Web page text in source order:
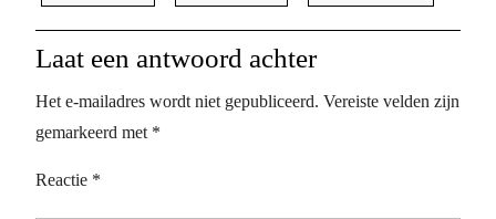
Laat een antwoord achter
Het e-mailadres wordt niet gepubliceerd. Vereiste velden zijn
gemarkeerd met *
Reactie *